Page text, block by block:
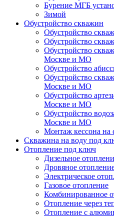
Бурение МГБ
Зимой
Обустройство скважин
Обустройство
Обустройство
Обустройство
Москве и МО
Обустройство
Обустройство
Москве и МО
Обустройство
Москве и МО
Обустройство
Москве и МО
Монтаж кессона
Скважина на воду под
Отопление под ключ
Дизельное
Дровяное
Электрическое
Газовое отопление
Комбинированное
Отопление через
Отопление с